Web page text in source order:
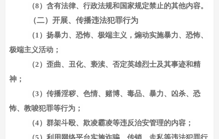
（8）含有法律、行政法规和国家规定禁止的其他内容。
（二）开展、传播违法犯罪行为
（1）扬暴力、恐怖、极端主义，煽动实施暴力、恐怖、
极端主义活动；
（2）歪曲、丑化、亵渎、否定英雄烈士及其事迹和精
神；
（3）传播淫秽、色情、赌博、毒品、暴力、凶杀、恐
怖、教唆犯罪等行为；
（4）群架斗殴、欺凌霸凌等违反治安管理的内容；